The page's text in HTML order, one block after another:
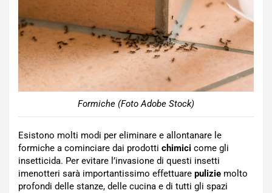
Formiche (Foto Adobe Stock)
Esistono molti modi per eliminare e allontanare le
formiche a cominciare dai prodotti chimici come gli
insetticida. Per evitare l’invasione di questi insetti
imenotteri sarà importantissimo effettuare pulizie molto
profondi delle stanze, delle cucina e di tutti gli spazi